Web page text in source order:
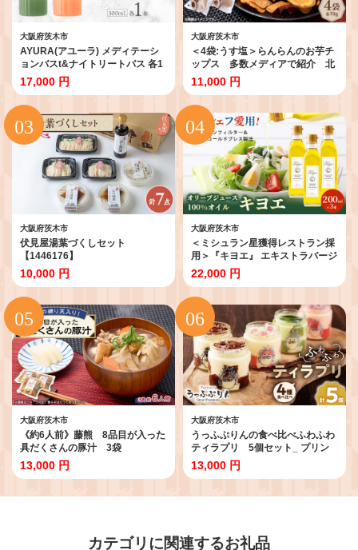
大阪府茨木市
AYURA(アユーラ) メディテーシ
ョンバスt&ナイトリートバス 各1
本_入浴剤 AYURA アユーラ メデ
ィテーションバスt ナイトリート
バス セット 乳白色 バス用品 入浴
日用品 バスタイム 保湿 アロマ ハ
ーブ 大阪府 ギフト プレゼント 送
料無料【1591985】
17,000 円
大阪府茨木市
＜4袋:うす塩＞らんらんのお芋チ
ップス 多数メディアで紹介 北
大阪で行列のできるお芋専門店
【1643442】
11,000 円
大阪府茨木市
伏見屋湯葉づくしセット
【1446176】
10,000 円
大阪府茨木市
＜ミシュラン星獲得レストラン採
用＞『キヨエ』 エキストラバージ
ンオリーブオイル200ml×3本_オ
リーブオイル エキストラバージン
オイル ノンフィルター 人気 おす
すめ 送料無料 贈答 ギフト プレゼ
ント セット【1466272】
22,000 円
大阪府茨木市
《約6人前》藤熊 8品目が入った
具だくさんの豚汁 3袋
【1587446】
13,000 円
大阪府茨木市
うっふぷりんの食べ比べふわふわ
ティラプリ 5個セット_ プリン
ぷりん ティラミス うっふぷりん
食べ比べ ティラプリ いちご 抹茶
ツ デザート お菓子 洋菓子 5個 大
13,000 円
カテゴリに関連するお礼品